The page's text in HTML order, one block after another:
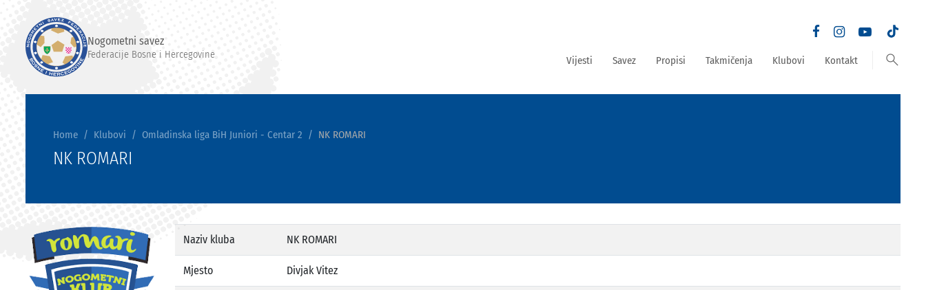
Nogometni savez
Federacije Bosne i Hercegovine Vijesti Savez Propisi Takmičenja Klubovi Kontakt search
Home Klubovi Omladinska liga BiH Juniori - Centar 2 NK ROMARI
NK ROMARI
Naziv kluba NK ROMARI
Mjesto Divjak Vitez